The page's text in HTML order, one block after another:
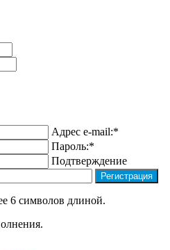
Адрес e-mail:*
Пароль:*
Подтверждение
6 символов длиной.